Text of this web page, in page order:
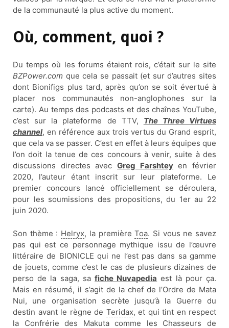
de la communauté la plus active du moment.
Où, comment, quoi ?
Du temps où les forums étaient rois, c’était sur le site
BZPower.com que cela se passait (et sur d’autres sites
dont Bionifigs plus tard, après qu’on se soit évertué à
placer nos communautés non-anglophones sur la
carte). Au temps des podcasts et des chaînes YouTube,
c’est sur la plateforme de TTV, The Three Virtues
channel, en référence aux trois vertus du Grand esprit,
que cela va se passer. C’est en effet à leurs équipes que
l’on doit la tenue de ces concours à venir, suite à des
discussions directes avec Greg Farshteyen février
2020, l’auteur étant inscrit sur leur plateforme. Le
premier concours lancé officiellement se déroulera,
pour les soumissions des propositions, du 1er au 22
juin 2020.
Son thème : Helryx, la premièreToa. Si vous ne savez
pas qui est ce personnage mythique issu de l’œuvre
littéraire de BIONICLE qui ne l’est pas dans sa gamme
de jouets, comme c’est le cas de plusieurs dizaines de
perso de la saga, sa fiche Nuvapedia est là pour ça.
Mais en résumé, il s’agit de la chef de l’Ordre de Mata
Nui, une organisation secrète jusqu’à la Guerre du
destin avant le règne de Teridax, et qui tint en respect
la Confrérie des Makutacomme les Chasseurs de